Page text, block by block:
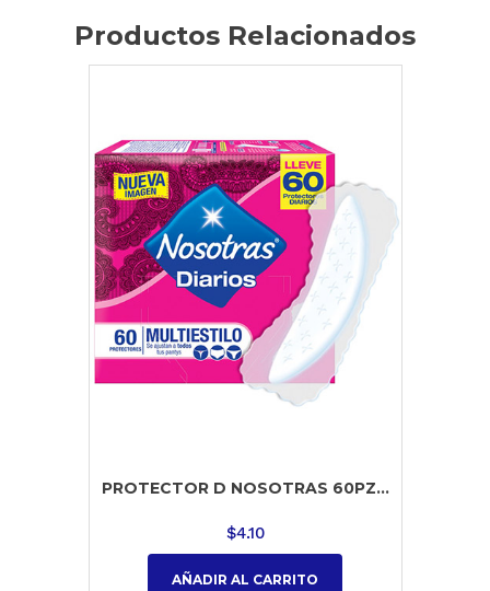
Productos Relacionados
PROTECTOR D NOSOTRAS 60PZ...
$4.10
AÑADIR AL CARRITO